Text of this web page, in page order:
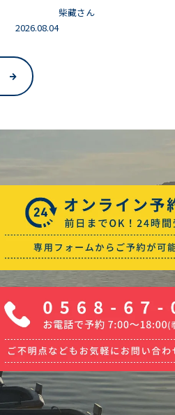
2026.08.04
柴藏さん